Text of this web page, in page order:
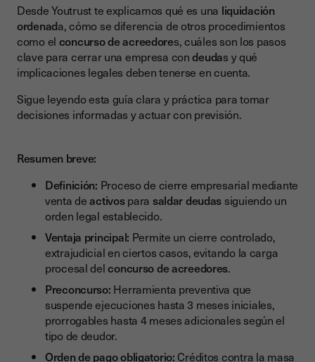
Criterio: Plazos de cierre
Criterio: Supervisión judicial
Criterio: Impacto reputacional
Criterio: Negociación con acreedores
Tipos de liquidación: extrajudicial y judicial
Liquidación judicial
El papel del preconcurso de acreedores en la liquidación
ordenada
Pasos para cerrar una empresa con deudas de forma
ordenada
1. Análisis de la situación financiera
2. Toma de decisión societaria
3. Liquidación de activos
4. Pago a acreedores según el orden legal
5. Cumplimiento fiscal y laboral
Desde Youtrust te explicamos qué es una liquidación
ordenada, cómo se diferencia de otros procedimientos
como el concurso de acreedores, cuáles son los pasos
clave para cerrar una empresa condeudas y qué
implicaciones legales deben tenerse en cuenta.
Sigue leyendo esta guía clara y práctica para tomar
decisiones informadas y actuar con previsión.
Resumen breve:
Definición: Proceso de cierre empresarial mediante
venta deactivospara saldar deudas siguiendo un
orden legal establecido.
Ventaja principal: Permite un cierre controlado,
extrajudicial en ciertos casos, evitando la carga
procesal delconcurso de acreedores.
Preconcurso: Herramienta preventiva que
suspende ejecuciones hasta 3 meses iniciales,
prorrogables hasta 4 meses adicionales según el
tipo de deudor.
Orden de pago obligatorio: Créditos contra la masa